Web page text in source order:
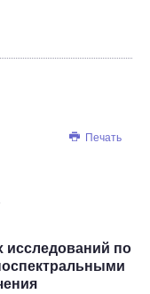
Печать
исследований по